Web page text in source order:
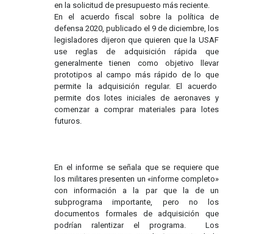
en la solicitud de presupuesto más reciente.
En el acuerdo fiscal sobre la política de
defensa 2020, publicado el 9 de diciembre, los
legisladores dijeron que quieren que la USAF
use reglas de adquisición rápida que
generalmente tienen como objetivo llevar
prototipos al campo más rápido de lo que
permite la adquisición regular. El acuerdo
permite dos lotes iniciales de aeronaves y
comenzar a comprar materiales para lotes
futuros.
En el informe se señala que se requiere que
los militares presenten un «informe completo»
con información a la par que la de un
subprograma importante, pero no los
documentos formales de adquisición que
podrían ralentizar el programa. Los